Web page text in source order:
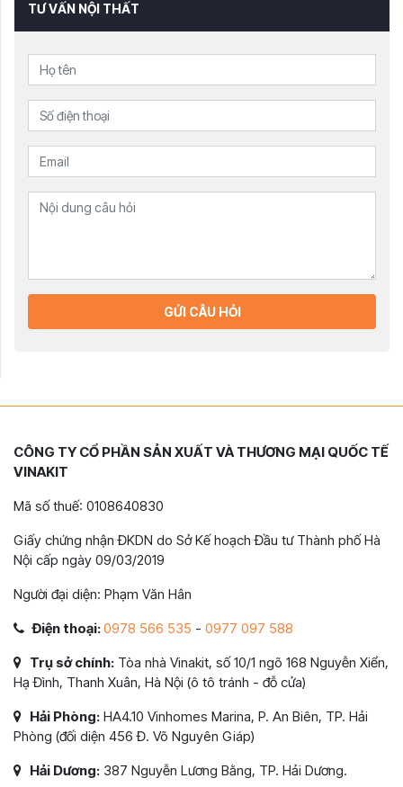
TƯ VẤN NỘI THẤT
GỬI CÂU HỎI
CÔNG TY CỔ PHẦN SẢN XUẤT VÀ THƯƠNG MẠI QUỐC TẾ
VINAKIT
Mã số thuế: 0108640830
Giấy chứng nhận ĐKDN do Sở Kế hoạch Đầu tư Thành phố Hà
Nội cấp ngày 09/03/2019
Người đại diện: Phạm Văn Hân
Điện thoại:0978 566 535 - 0977 097 588
Trụ sở chính: Tòa nhà Vinakit, số 10/1 ngõ 168 Nguyễn Xiển,
Hạ Đình, Thanh Xuân, Hà Nội (ô tô tránh - đỗ cửa)
Hải Phòng: HA4.10 Vinhomes Marina, P. An Biên, TP. Hải
Phòng (đối diện 456 Đ. Võ Nguyên Giáp)
Hải Dương: 387 Nguyễn Lương Bằng, TP. Hải Dương.